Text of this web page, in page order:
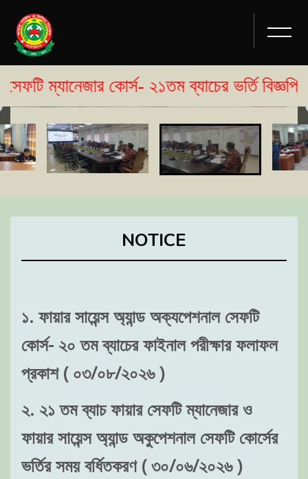
কোর্স- ২১তম ব্যাচের ভর্তি বিজ্ঞপ্তি
NOTICE
১. ফায়ার সায়েন্স অ্যান্ড অক্যপেশনাল সেফটি
কোর্স- ২০ তম ব্যাচের ফাইনাল পরীক্ষার ফলাফল
প্রকাশ ( ০৩/০৮/২০২৬ )
২. ২১ তম ব্যাচ ফায়ার সেফটি ম্যানেজার ও
ফায়ার সায়েন্স অ্যান্ড অকুপেশনাল সেফটি কোর্সের
ভর্তির সময় বর্ধিতকরণ ( ৩০/০৬/২০২৬ )